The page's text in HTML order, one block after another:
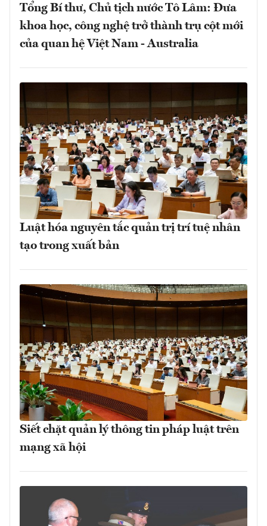
Tổng Bí thư, Chủ tịch nước Tô Lâm: Đưa
khoa học, công nghệ trở thành trụ cột mới
của quan hệ Việt Nam - Australia
Luật hóa nguyên tắc quản trị trí tuệ nhân
tạo trong xuất bản
Siết chặt quản lý thông tin pháp luật trên
mạng xã hội